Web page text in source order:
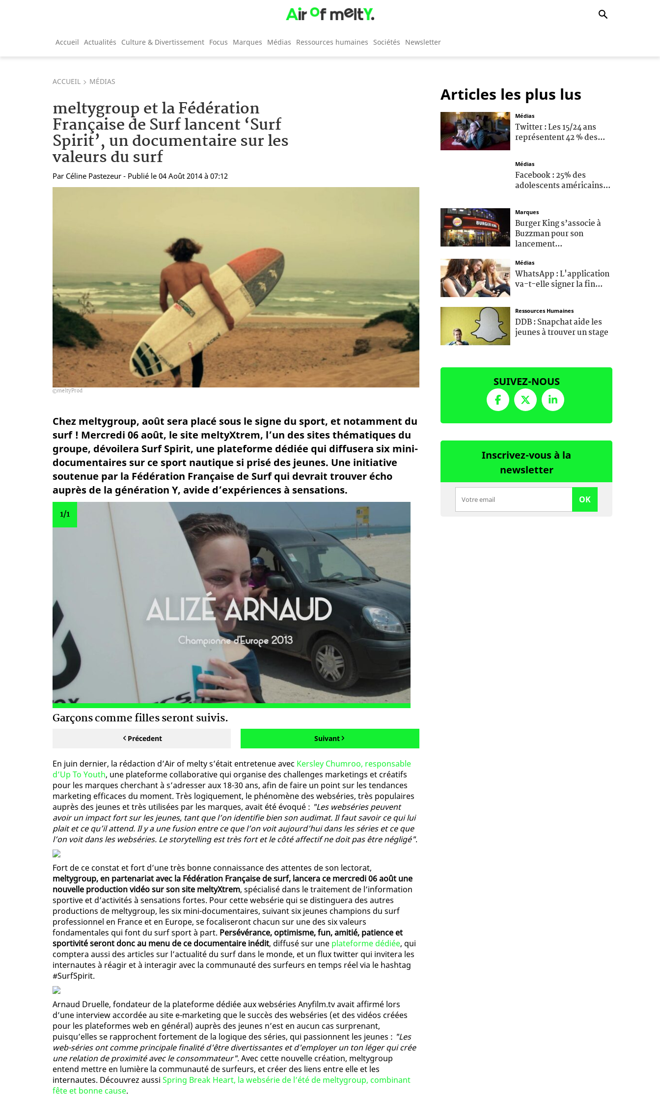
Accueil Actualités Culture & Divertissement Focus Marques Médias Ressources humaines Sociétés Newsletter
ACCUEIL MÉDIAS
meltygroup et la Fédération
Française de Surf lancent ‘Surf
Spirit’, un documentaire sur les
valeurs du surf
Par Céline Pastezeur - Publié le 04 Août 2014 à 07:12
meltyProd
Chez meltygroup, août sera placé sous le signe du sport, et notamment du
surf ! Mercredi 06 août, le site meltyXtrem, l’un des sites thématiques du
groupe, dévoilera Surf Spirit, une plateforme dédiée qui diffusera six mini-
documentaires sur ce sport nautique si prisé des jeunes. Une initiative
soutenue par la Fédération Française de Surf qui devrait trouver écho
auprès de la génération Y, avide d’expériences à sensations.
1/1
Garçons comme filles seront suivis.
Précedent Suivant
En juin dernier, la rédaction d’Air of melty s’était entretenue avec Kersley Chumroo, responsable
d’Up To Youth, une plateforme collaborative qui organise des challenges marketings et créatifs
pour les marques cherchant à s’adresser aux 18-30 ans, afin de faire un point sur les tendances
marketing efficaces du moment. Très logiquement, le phénomène des webséries, très populaires
auprès des jeunes et très utilisées par les marques, avait été évoqué : "Les webséries peuvent
avoir un impact fort sur les jeunes, tant que l’on identifie bien son audimat. Il faut savoir ce qui lui
plait et ce qu’il attend. Il y a une fusion entre ce que l’on voit aujourd’hui dans les séries et ce que
l’on voit dans les webséries. Le storytelling est très fort et le côté affectif ne doit pas être négligé".
Fort de ce constat et fort d’une très bonne connaissance des attentes de son lectorat,
meltygroup, en partenariat avec la Fédération Française de surf, lancera ce mercredi 06 août une
nouvelle production vidéo sur son site meltyXtrem, spécialisé dans le traitement de l’information
sportive et d’activités à sensations fortes. Pour cette websérie qui se distinguera des autres
productions de meltygroup, les six mini-documentaires, suivant six jeunes champions du surf
professionnel en France et en Europe, se focaliseront chacun sur une des six valeurs
fondamentales qui font du surf sport à part. Persévérance, optimisme, fun, amitié, patience et
sportivité seront donc au menu de ce documentaire inédit, diffusé sur une plateforme dédiée, qui
comptera aussi des articles sur l’actualité du surf dans le monde, et un flux twitter qui invitera les
internautes à réagir et à interagir avec la communauté des surfeurs en temps réel via le hashtag
#SurfSpirit.
Arnaud Druelle, fondateur de la plateforme dédiée aux webséries Anyfilm.tv avait affirmé lors
d’une interview accordée au site e-marketing que le succès des webséries (et des vidéos créées
pour les plateformes web en général) auprès des jeunes n’est en aucun cas surprenant,
puisqu’elles se rapprochent fortement de la logique des séries, qui passionnent les jeunes : "Les
web-séries ont comme principale finalité d'être divertissantes et d'employer un ton léger qui crée
une relation de proximité avec le consommateur". Avec cette nouvelle création, meltygroup
entend mettre en lumière la communauté de surfeurs, et créer des liens entre elle et les
internautes. Découvrez aussi Spring Break Heart, la websérie de l’été de meltygroup, combinant
fête et bonne cause.
Articles les plus lus
Médias
Twitter : Les 15/24 ans
représentent 42 % des...
Médias
Facebook : 25% des
adolescents américains...
Marques
Burger King s’associe à
Buzzman pour son
lancement...
Médias
WhatsApp : L'application
va-t-elle signer la fin...
Ressources Humaines
DDB : Snapchat aide les
jeunes à trouver un stage
SUIVEZ-NOUS
Inscrivez-vous à la
newsletter
OK